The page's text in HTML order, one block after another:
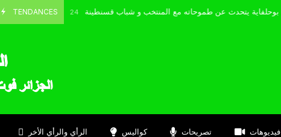
TENDANCES
8, 2024 الحارس بوحلفاية يتحدث عن طموحاته مع المنتخب و شباب قسنطينة
الرأي والرأي الأخر كواليس تصريحات فيديوهات